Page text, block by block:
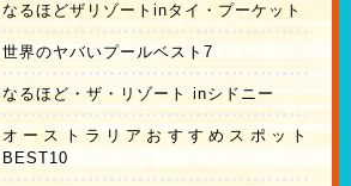
なるほどザリゾートinタイ・プーケット
世界のヤバいプールベスト7
なるほど・ザ・リゾート inシドニー
オーストラリアおすすめスポット
BEST10